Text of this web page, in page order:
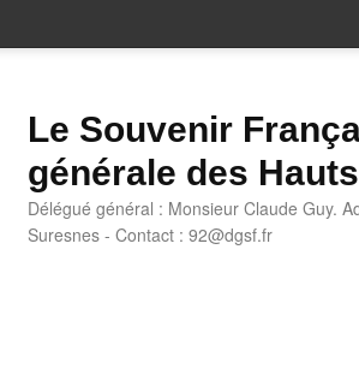
Le Souvenir
générale des
Délégué général : Monsieur Claude Guy.
Suresnes - Contact : 92@dgsf.fr